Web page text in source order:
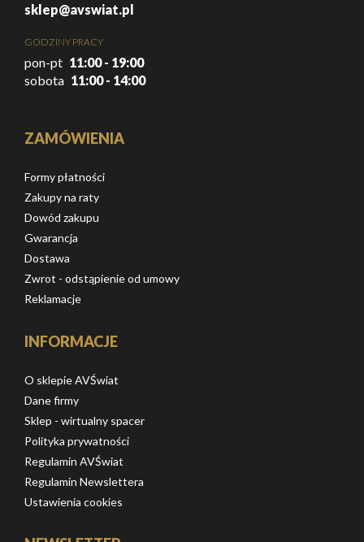
sklep@avswiat.pl
GODZINY PRACY
pon-pt 11:00 - 19:00
sobota 11:00 - 14:00
ZAMÓWIENIA
Formy płatności
Zakupy na raty
Dowód zakupu
Gwarancja
Dostawa
Zwrot - odstąpienie od umowy
Reklamacje
INFORMACJE
O sklepie AVŚwiat
Dane firmy
Sklep - wirtualny spacer
Polityka prywatności
Regulamin AVŚwiat
Regulamin Newslettera
Ustawienia cookies